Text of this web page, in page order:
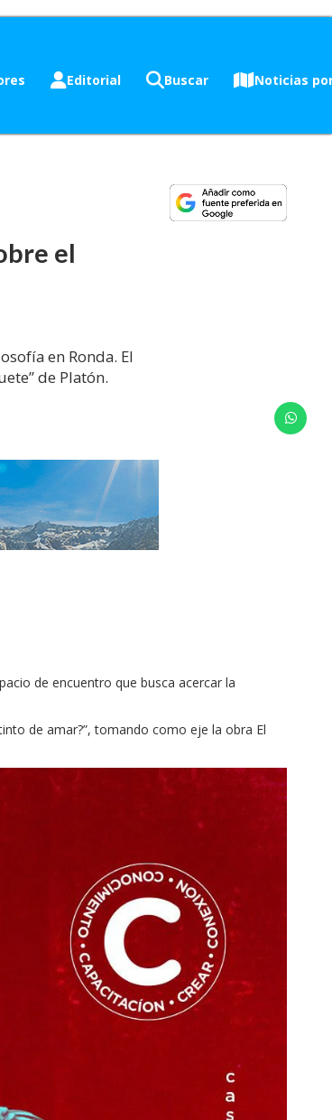
Editorial Buscar Noticias
el
en Ronda. El
de Platón.
de encuentro que busca acercar la
de amar?”, tomando como eje la obra El